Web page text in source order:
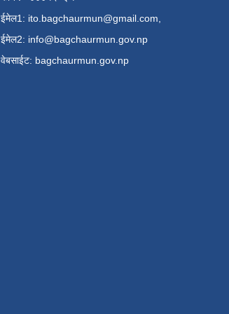
ईमेल1: ito.bagchaurmun@gmail.com
ईमेल2: info@bagchaurmun.gov.np
वे‍बसाईट: bagchaurmun.gov.np